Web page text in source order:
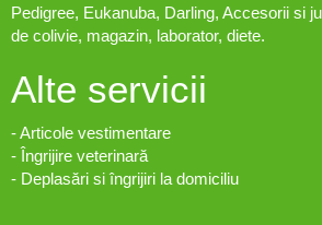
Pedigree, Eukanuba, Darling, Accesorii si
de colivie, magazin, laborator, diete.
Alte servicii
- Articole vestimentare
- Îngrijire veterinară
- Deplasări si îngrijiri la domiciliu